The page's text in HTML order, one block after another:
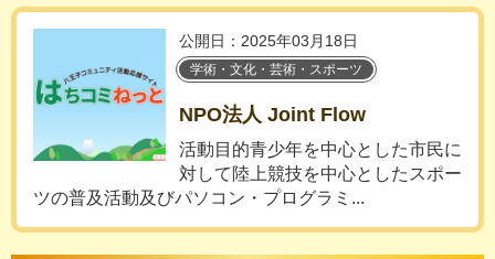
公開日：2025年03月18日
学術・文化・芸術・スポーツ
NPO法人 Joint Flow
活動目的青少年を中心とした市民に
対して陸上競技を中心としたスポー
ツの普及活動及びパソコン・プログラミ...